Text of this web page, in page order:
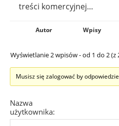
treści komercyjnej…
Autor Wpisy
Wyświetlanie 2 wpisów - od 1 do 2 (z
Musisz się zalogować by
Nazwa
użytkownika: